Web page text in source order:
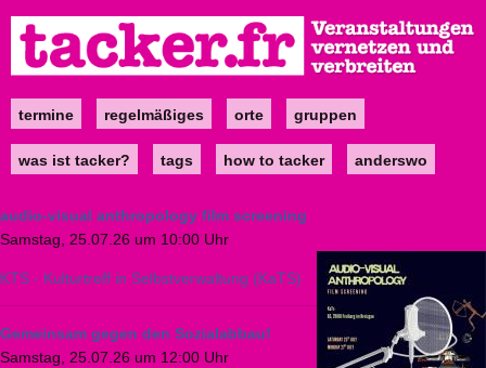
zum
Inhalt
Maintermine regelmäßiges orte gruppen
was ist tacker? tags how to tacker anderswo
audio-visual anthropology film screening
Samstag, 25.07.26 um 10:00 Uhr
KTS - Kulturtreff in Selbstverwaltung (KaTS)
Gemeinsam gegen den Sozialabbau!
Samstag, 25.07.26 um 12:00 Uhr